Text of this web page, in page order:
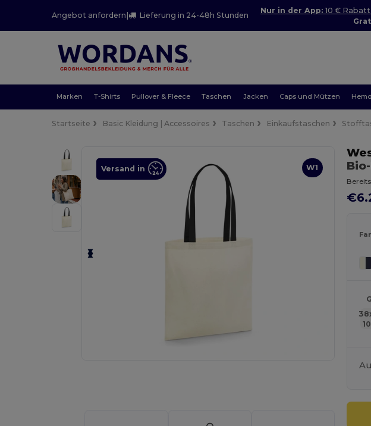
Angebot anfordern | Lieferung in 24-48h Stunden
Nur in der App: 10 €
Marken T-Shirts Pullover & Fleece Taschen Jacken Caps und Mützen
Startseite Basic Kleidung | Accessoires Taschen Einkaufstaschen
W1
Versand in